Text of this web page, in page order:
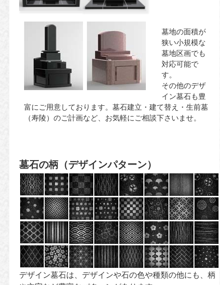
墓地の面積が
狭い小規模な
墓地区画でも
対応可能で
す。
その他のデザ
イン墓石も豊
富にご用意しております。墓石建立・建て替え・生前墓
（寿陵）のご計画など、お気軽にご相談下さいませ。
墓石の柄 （デザインパターン）
デザイン墓石は、デザインや石の色や種類の他にも、柄